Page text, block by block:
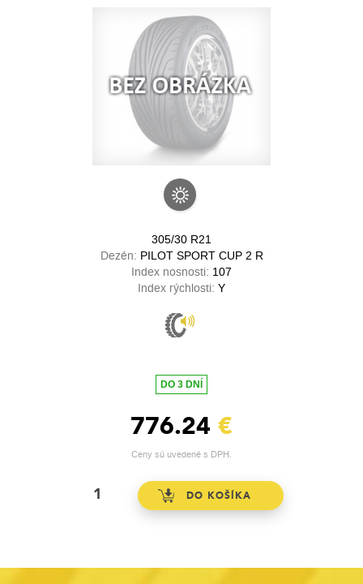
305/30 R21
Dezén: PILOT SPORT CUP 2 R
Index nosnosti: 107
Index rýchlosti: Y
DO 3 DNÍ
776.24 €
Ceny sú uvedené s DPH.